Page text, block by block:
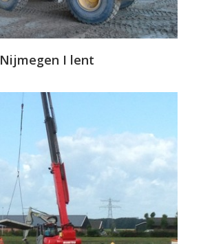
Nijmegen I lent